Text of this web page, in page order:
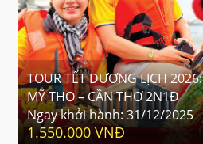
TOUR TẾT DƯƠNG LỊCH 2026:
MỸ THO – CẦN THƠ 2N1Đ
Ngay khởi hành:31/12/2025
1.550.000 VNĐ